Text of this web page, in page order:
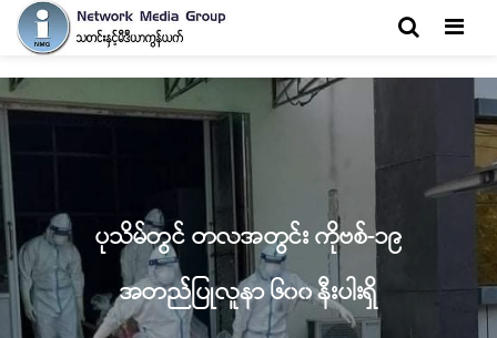
ပုသိမ်တွင် တလအတွင်း ကိုဗစ်-၁၉
အတည်ပြုလူနာ ၆၀၀ နီးပါးရှိ